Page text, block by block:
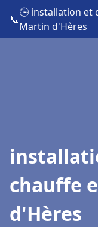
📞
🕒 installation et
Martin d'Hères
chauffe
d'Hères